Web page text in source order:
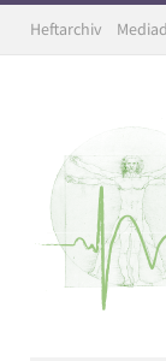
Heftarchiv